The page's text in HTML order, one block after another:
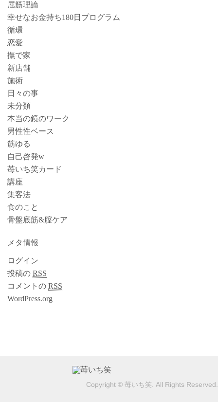
屈筋理論
幸せなお金持ち180日プログラム
循環
恋愛
撫で家
新店舗
施術
日々の事
未分類
本当の鏡のワーク
男性性ベース
筋ゆる
自己啓発w
苺いち笑カード
講座
集客法
食のこと
骨盤底筋&膣ケア
メタ情報
ログイン
投稿の RSS
コメントの RSS
WordPress.org
Copyright © 苺いち笑. All Rights Reserved.